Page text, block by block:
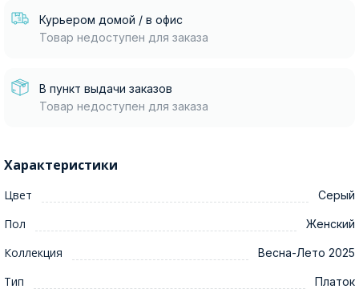
Курьером домой / в офис
Товар недоступен для заказа
В пункт выдачи заказов
Товар недоступен для заказа
Характеристики
Цвет Серый
Пол Женский
Коллекция Весна-Лето 2025
Тип Платок